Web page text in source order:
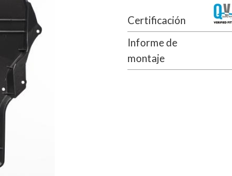
Certificación
Informe de
montaje